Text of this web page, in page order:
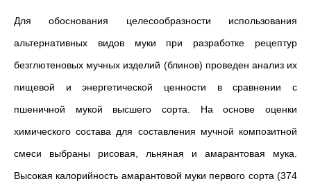
Для обоснования целесообразности использования
альтернативных видов муки при разработке рецептур
безглютеновых мучных изделий (блинов) проведен анализ их
пищевой и энергетической ценности в сравнении с
пшеничной мукой высшего сорта. На основе оценки
химического состава для составления мучной композитной
смеси выбраны рисовая, льняная и амарантовая мука.
Высокая калорийность амарантовой муки первого сорта (374